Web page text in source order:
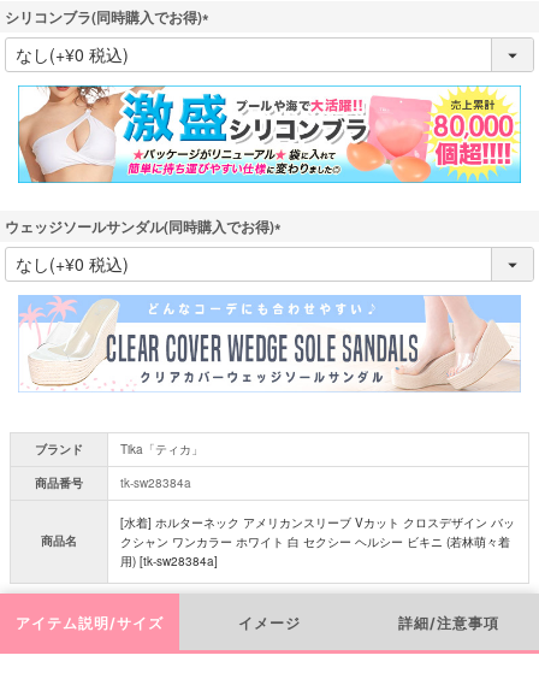
シリコンブラ(同時購入でお得)
(
必
須
)
ウェッジソールサンダル(同時購入でお得)
(
必
須
)
ブランド
Tika「ティカ」
商品番号
tk-sw28384a
商品名
[水着] ホルターネック アメリカンスリーブ Vカット クロスデザイン バッ
クシャン ワンカラー ホワイト 白 セクシー ヘルシー ビキニ (若林萌々着
用) [tk-sw28384a]
アイテム説明/サイズ イメージ 詳細/注意事項